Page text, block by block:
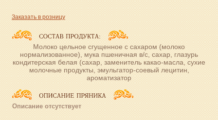
Заказать в розницу
Молоко цельное сгущенное с сахаром (молоко
нормализованное), мука пшеничная в/с, сахар, глазурь
кондитерская белая (сахар, заменитель какао-масла, сухие
молочные продукты, эмульгатор-соевый лецитин,
ароматизатор
Описание отсутствует